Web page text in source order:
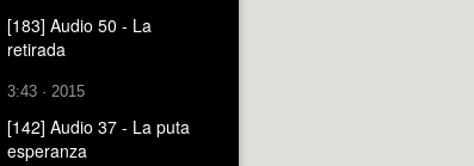
[183] Audio 50 - La
retirada
3:43 · 2015
[142] Audio 37 - La puta
esperanza